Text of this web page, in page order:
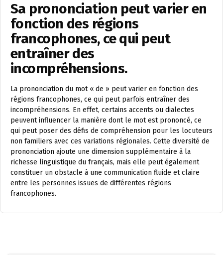
Sa prononciation peut varier en
fonction des régions
francophones, ce qui peut
entraîner des
incompréhensions.
La prononciation du mot « de » peut varier en fonction des
régions francophones, ce qui peut parfois entraîner des
incompréhensions. En effet, certains accents ou dialectes
peuvent influencer la manière dont le mot est prononcé, ce
qui peut poser des défis de compréhension pour les locuteurs
non familiers avec ces variations régionales. Cette diversité de
prononciation ajoute une dimension supplémentaire à la
richesse linguistique du français, mais elle peut également
constituer un obstacle à une communication fluide et claire
entre les personnes issues de différentes régions
francophones.